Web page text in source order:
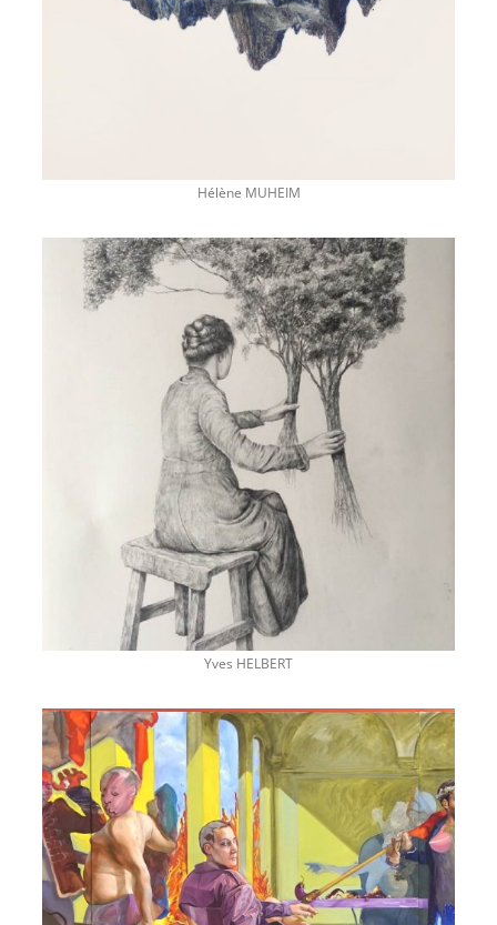
Hélène MUHEIM
Yves HELBERT